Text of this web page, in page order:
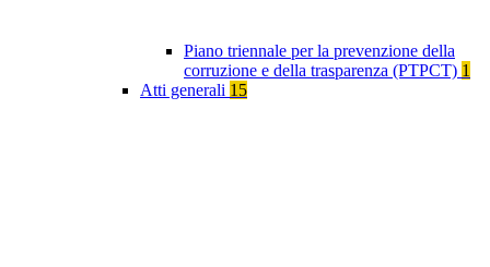
Piano triennale per la prevenzione della
corruzione e della trasparenza (PTPCT) 1
Atti generali 15